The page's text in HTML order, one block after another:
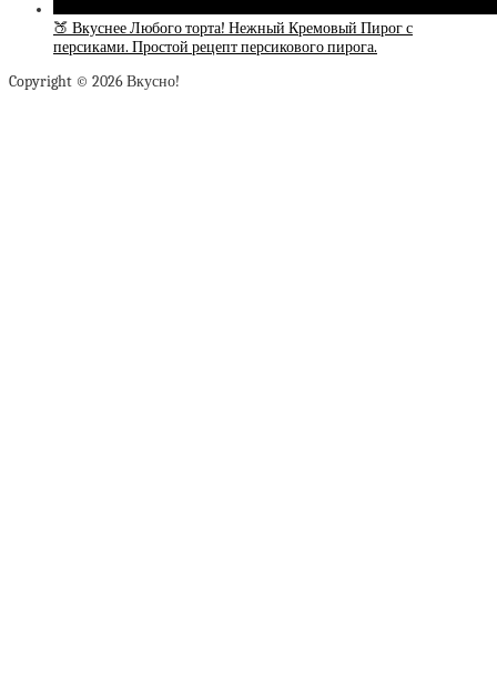
🍑 Вкуснее Любого торта! Нежный Кремовый Пирог с
персиками. Простой рецепт персикового пирога.
Copyright © 2026 Вкусно!